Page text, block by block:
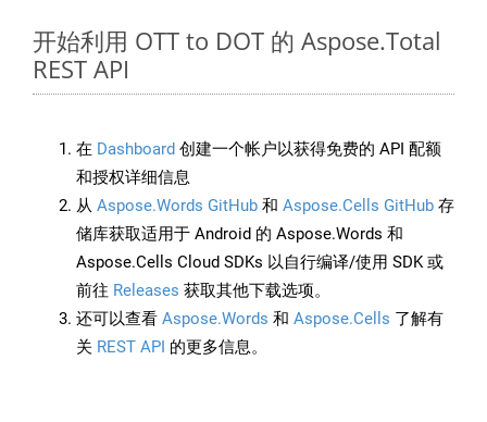
开始利用 OTT to DOT 的 Aspose.Total
REST API
在 Dashboard 创建一个帐户以获得免费的 API 配额
和授权详细信息
从 Aspose.Words GitHub 和 Aspose.Cells GitHub 存
储库获取适用于 Android 的 Aspose.Words 和
Aspose.Cells Cloud SDKs 以自行编译/使用 SDK 或
前往 Releases 获取其他下载选项。
还可以查看 Aspose.Words 和 Aspose.Cells 了解有
关 REST API 的更多信息。